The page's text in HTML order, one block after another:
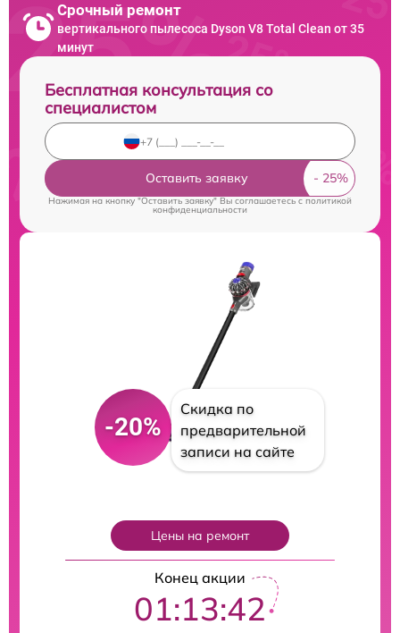
Срочный ремонт
вертикального пылесоса Dyson V8 Total Clean от 35
минут
Бесплатная консультация со
специалистом
Оставить заявку
Нажимая на кнопку "Оставить заявку" Вы соглашаетесь cполитикой
конфиденциальности
-20%
Скидка по
предварительной
записи на сайте
Цены на ремонт
Конец акции
01:13:41